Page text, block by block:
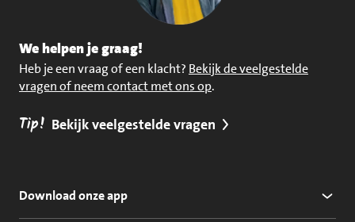
We helpen je graag!
Heb je een vraag of een klacht? Bekijk de veelgestelde
vragen of neem contact met ons op.
Tip! Bekijk veelgestelde vragen
Download onze app